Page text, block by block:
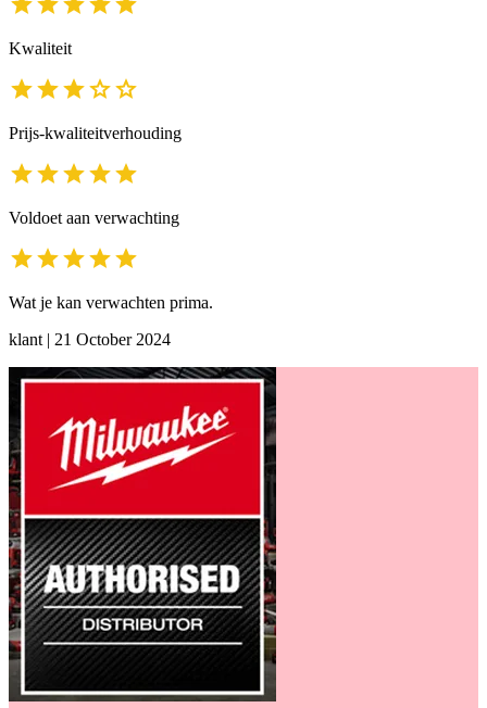
Kwaliteit
Prijs-kwaliteitverhouding
Voldoet aan verwachting
Wat je kan verwachten prima.
klant | 21 October 2024